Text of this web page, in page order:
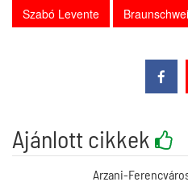
Szabó Levente
Ajánlott cikkek
Arzani-